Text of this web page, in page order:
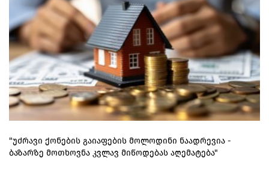
"უძრავი ქონების გაიაფების მოლოდინი ნაადრევია -
ბაზარზე მოთხოვნა კვლავ მიწოდებას აღემატება"